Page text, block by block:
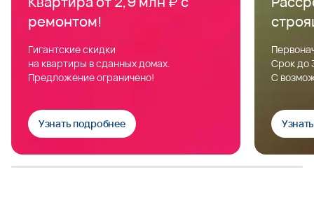
ремонтом!
Гигантские скидки
на квартиры в сданных домах.
Предложение ограничено!
Узнать подробнее
Срок до
С